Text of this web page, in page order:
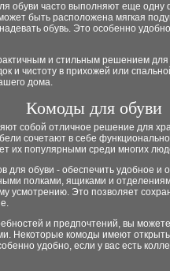
обуви часто выполняют еще одну
быть расположена мягкая
обувь. Это особенно
и стильным решением для
и чистоту в прихожей или
дома.
Комоды для обуви
собой отличное решение для
сочетают в себе
их популярными среди многих
для обуви - обеспечить удобное и
полками, ящиками и
усмотрению. Это позволяет
и предпочтений, вы
Некоторые комоды имеют
удобно, если у вас есть